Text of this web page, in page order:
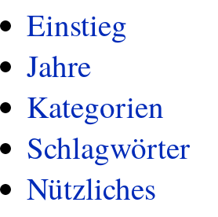
Einstieg
Jahre
Kategorien
Schlagwörter
Nützliches